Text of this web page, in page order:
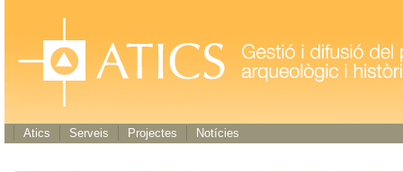
Atics Serveis Projectes Notícies